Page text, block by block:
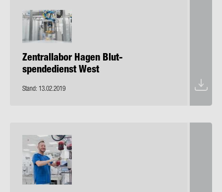
Zen­tral­la­bor Hagen Blut­
spen­de­dienst West
Stand: 13.02.2019